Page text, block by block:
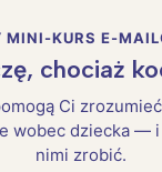
MINI-KURS E-
chociaż
Ci
wobec dziecka —
nimi zrobić.